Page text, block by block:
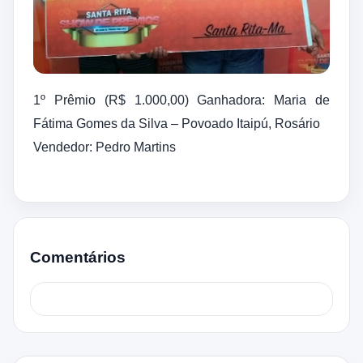
1º Prêmio (R$ 1.000,00) Ganhadora: Maria de
Fátima Gomes da Silva – Povoado Itaipú, Rosário
Vendedor: Pedro Martins
Comentários